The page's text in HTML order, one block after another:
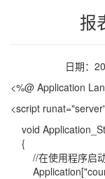
报
日期：
<%@ Application
<script
void
{
//在使用程序启动